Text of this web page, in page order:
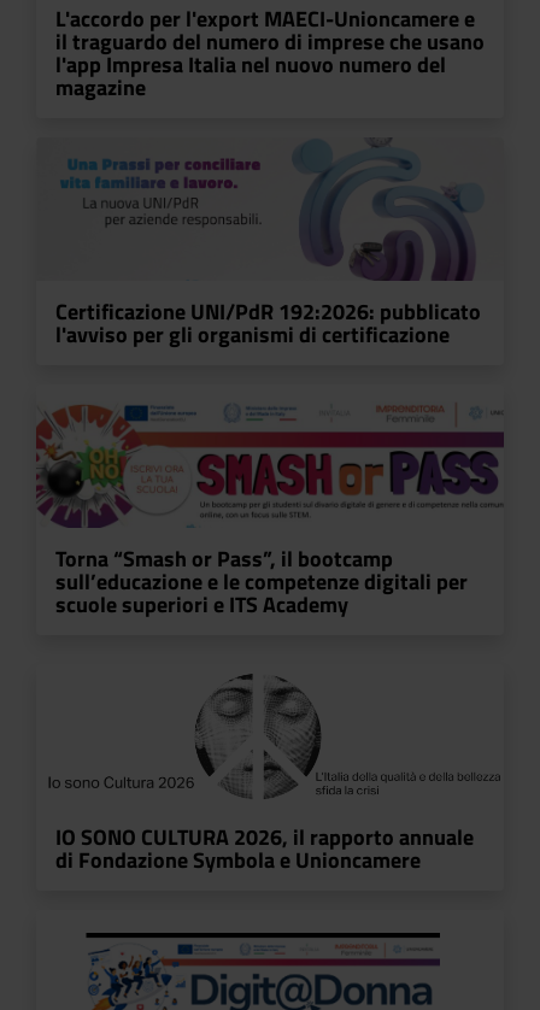
L'accordo per l'export MAECI-Unioncamere e
il traguardo del numero di imprese che usano
l'app Impresa Italia nel nuovo numero del
magazine
Certificazione UNI/PdR 192:2026: pubblicato
l'avviso per gli organismi di certificazione
Torna “Smash or Pass”, il bootcamp
sull’educazione e le competenze digitali per
scuole superiori e ITS Academy
IO SONO CULTURA 2026, il rapporto annuale
di Fondazione Symbola e Unioncamere